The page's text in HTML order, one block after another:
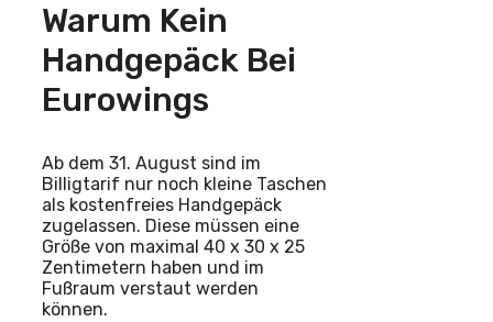
Warum Kein
Handgepäck Bei
Eurowings
Ab dem 31. August sind im
Billigtarif nur noch kleine Taschen
als kostenfreies Handgepäck
zugelassen. Diese müssen eine
Größe von maximal 40 x 30 x 25
Zentimetern haben und im
Fußraum verstaut werden
können.